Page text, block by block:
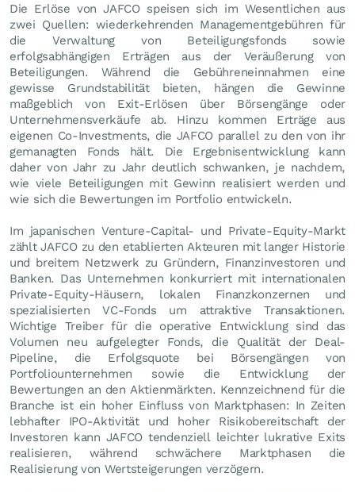
Die Erlöse von JAFCO speisen sich im Wesentlichen aus
zwei Quellen: wiederkehrenden Managementgebühren für
die Verwaltung von Beteiligungsfonds sowie
erfolgsabhängigen Erträgen aus der Veräußerung von
Beteiligungen. Während die Gebühreneinnahmen eine
gewisse Grundstabilität bieten, hängen die Gewinne
maßgeblich von Exit-Erlösen über Börsengänge oder
Unternehmensverkäufe ab. Hinzu kommen Erträge aus
eigenen Co-Investments, die JAFCO parallel zu den von ihr
gemanagten Fonds hält. Die Ergebnisentwicklung kann
daher von Jahr zu Jahr deutlich schwanken, je nachdem,
wie viele Beteiligungen mit Gewinn realisiert werden und
wie sich die Bewertungen im Portfolio entwickeln.
Im japanischen Venture-Capital- und Private-Equity-Markt
zählt JAFCO zu den etablierten Akteuren mit langer Historie
und breitem Netzwerk zu Gründern, Finanzinvestoren und
Banken. Das Unternehmen konkurriert mit internationalen
Private-Equity-Häusern, lokalen Finanzkonzernen und
spezialisierten VC-Fonds um attraktive Transaktionen.
Wichtige Treiber für die operative Entwicklung sind das
Volumen neu aufgelegter Fonds, die Qualität der Deal-
Pipeline, die Erfolgsquote bei Börsengängen von
Portfoliounternehmen sowie die Entwicklung der
Bewertungen an den Aktienmärkten. Kennzeichnend für die
Branche ist ein hoher Einfluss von Marktphasen: In Zeiten
lebhafter IPO-Aktivität und hoher Risikobereitschaft der
Investoren kann JAFCO tendenziell leichter lukrative Exits
realisieren, während schwächere Marktphasen die
Realisierung von Wertsteigerungen verzögern.